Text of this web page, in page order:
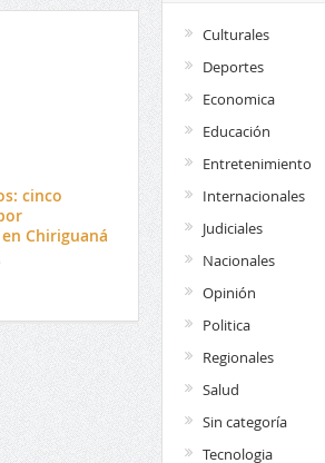
cinco
Chiriguaná
Culturales
Deportes
Economica
Educación
Entretenimiento
Internacionales
Judiciales
Nacionales
Opinión
Politica
Regionales
Salud
Sin categoría
Tecnologia